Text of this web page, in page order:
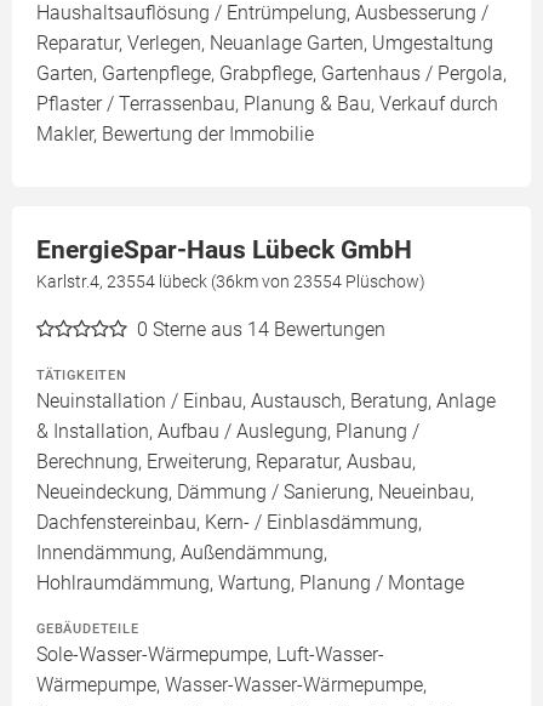
Haushaltsauflösung / Entrümpelung, Ausbesserung /
Reparatur, Verlegen, Neuanlage Garten, Umgestaltung
Garten, Gartenpflege, Grabpflege, Gartenhaus / Pergola,
Pflaster / Terrassenbau, Planung & Bau, Verkauf durch
Makler, Bewertung der Immobilie
EnergieSpar-Haus Lübeck GmbH
Karlstr.4, 23554 lübeck (36km von 23554 Plüschow)
0 Sterne aus 14 Bewertungen
TÄTIGKEITEN
Neuinstallation / Einbau, Austausch, Beratung, Anlage
& Installation, Aufbau / Auslegung, Planung /
Berechnung, Erweiterung, Reparatur, Ausbau,
Neueindeckung, Dämmung / Sanierung, Neueinbau,
Dachfenstereinbau, Kern- / Einblasdämmung,
Innendämmung, Außendämmung,
Hohlraumdämmung, Wartung, Planung / Montage
GEBÄUDETEILE
Sole-Wasser-Wärmepumpe, Luft-Wasser-
Wärmepumpe, Wasser-Wasser-Wärmepumpe,